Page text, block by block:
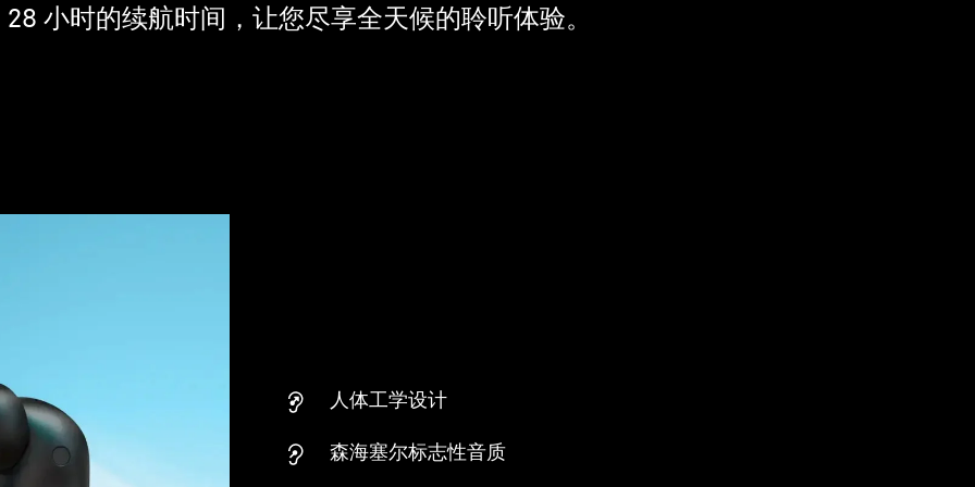
小时的续航时间，让您尽享全天候的聆听体验。
人体工学设计
森海塞尔标志性音质